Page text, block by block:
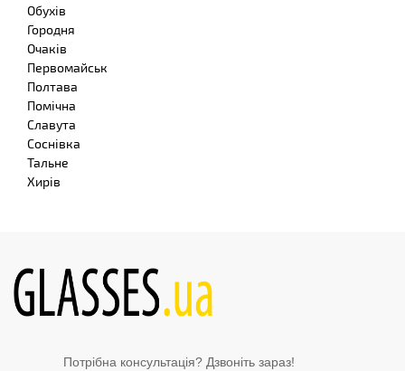
Обухів
Городня
Очаків
Первомайськ
Полтава
Помічна
Славута
Соснівка
Тальне
Хирів
Потрібна консультація? Дзвоніть зараз!